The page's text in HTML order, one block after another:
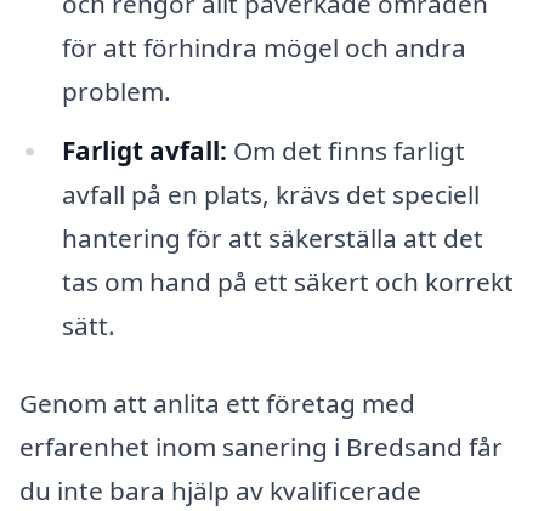
för att förhindra mögel och andra
problem.
Farligt avfall: Om det finns farligt
avfall på en plats, krävs det speciell
hantering för att säkerställa att det
tas om hand på ett säkert och korrekt
sätt.
Genom att anlita ett företag med
erfarenhet inom sanering i Bredsand får
du inte bara hjälp av kvalificerade